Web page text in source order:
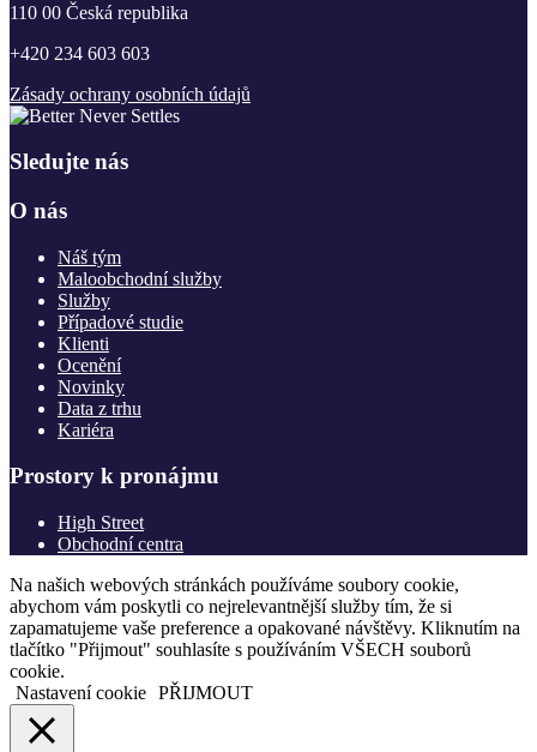
110 00 Česká republika
+420 234 603 603
Zásady ochrany osobních údajů
Sledujte nás
O nás
Náš tým
Maloobchodní služby
Služby
Případové studie
Klienti
Ocenění
Novinky
Data z trhu
Kariéra
Prostory k pronájmu
High Street
Obchodní centra
Na našich webových stránkách používáme soubory cookie,
abychom vám poskytli co nejrelevantnější služby tím, že si
zapamatujeme vaše preference a opakované návštěvy. Kliknutím na
tlačítko "Přijmout" souhlasíte s používáním VŠECH souborů
cookie.
Nastavení cookie PŘIJMOUT